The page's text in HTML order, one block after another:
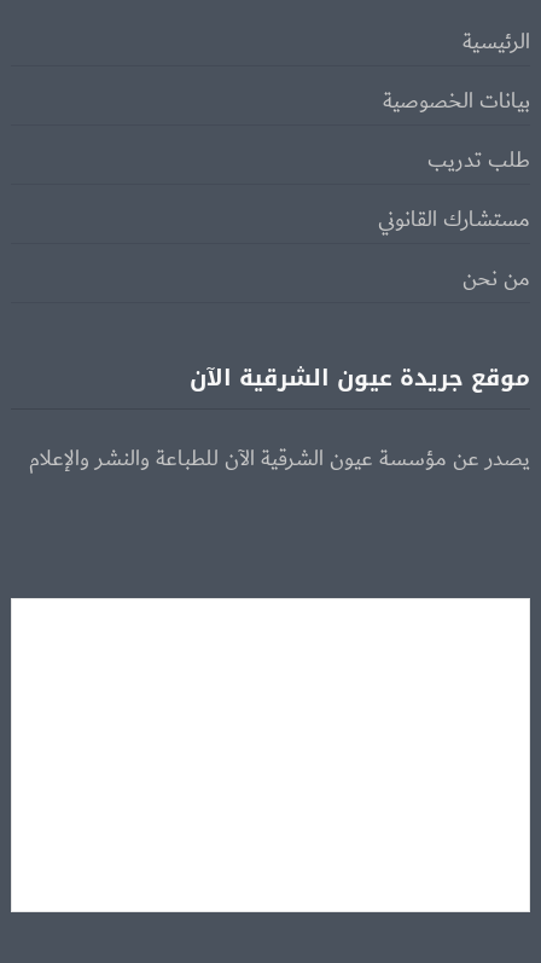
الرئيسية
بيانات الخصوصية
طلب تدريب
مستشارك القانوني
من نحن
موقع جريدة عيون الشرقية الآن
يصدر عن مؤسسة عيون الشرقية الآن للطباعة والنشر والإعلام